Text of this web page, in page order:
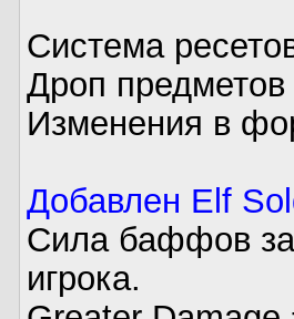
Система
Дроп предметов
Изменения в
Добавлен Elf
Сила баффов
игрока.